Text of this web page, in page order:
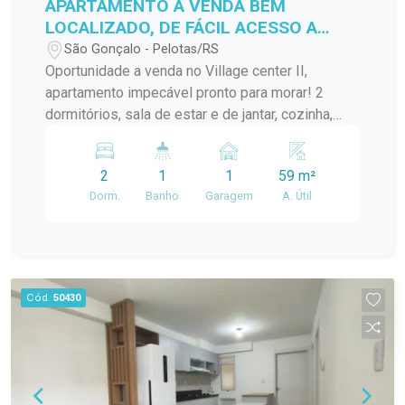
APARTAMENTO A VENDA BEM
LOCALIZADO, DE FÁCIL ACESSO A
VÁRIOS PONTOS DA CIDADE!
São Gonçalo - Pelotas/RS
Oportunidade a venda no Village center II,
apartamento impecável pronto para morar! 2
dormitórios, sala de estar e de jantar, cozinha,
quem busca praticidade no dia a dia!
2
Dorm.
1
Banho
1
Garagem
59 m²
A. Útil
Cód. 50430